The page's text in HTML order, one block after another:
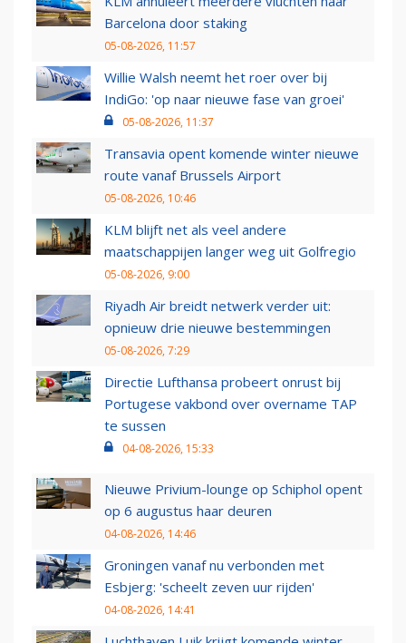
Barcelona door staking
05-08-2026, 11:57
Willie Walsh neemt het roer over bij
IndiGo: 'op naar nieuwe fase van groei'
05-08-2026, 11:37
Transavia opent komende winter nieuwe
route vanaf Brussels Airport
05-08-2026, 10:46
KLM blijft net als veel andere
maatschappijen langer weg uit Golfregio
05-08-2026, 9:00
Riyadh Air breidt netwerk verder uit:
opnieuw drie nieuwe bestemmingen
05-08-2026, 7:29
Directie Lufthansa probeert onrust bij
Portugese vakbond over overname TAP
te sussen
04-08-2026, 15:33
Nieuwe Privium-lounge op Schiphol opent
op 6 augustus haar deuren
04-08-2026, 14:46
Groningen vanaf nu verbonden met
Esbjerg: 'scheelt zeven uur rijden'
04-08-2026, 14:41